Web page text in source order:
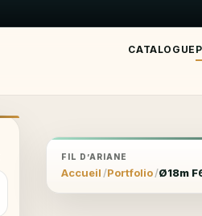
CATALOGUE
FIL D’ARIANE
Accueil Portfolio Ø18m